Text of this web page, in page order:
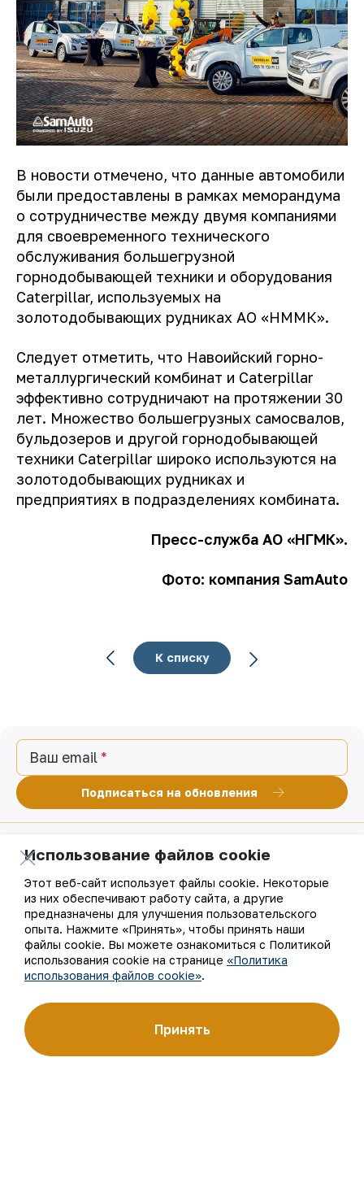
В новости отмечено, что данные автомобили
были предоставлены в рамках меморандума
о сотрудничестве между двумя компаниями
для своевременного технического
обслуживания большегрузной
горнодобывающей техники и оборудования
Caterpillar, используемых на
золотодобывающих рудниках АО «НММК».
Следует отметить, что Навоийский горно-
металлургический комбинат и Caterpillar
эффективно сотрудничают на протяжении 30
лет. Множество большегрузных самосвалов,
бульдозеров и другой горнодобывающей
техники Caterpillar широко используются на
золотодобывающих рудниках и
предприятиях в подразделениях комбината.
Пресс-служба АО «НГМК».
Фото: компания SamAuto
К списку
Ваш email
Подписаться на обновления
(АО «НГМК») входит в четвёрку крупнейших мировых
производителей золота. Являясь современным
предприятием, использующим последние инновации
и передовые технологии, компания освоила полный цикл
производства: от геологоразведки до реализации
готовой продукции. Золотые слитки АО «НГМК»
со знаком пробы «999,9» стали узнаваемым брендом
Узбекистана на мировых биржах цветных металлов.
О компании
Наша деятельность Карта сайта
Использование файлов cookie
Этот веб-сайт использует файлы cookie. Некоторые
из них обеспечивают работу сайта, а другие
предназначены для улучшения пользовательского
опыта. Нажмите «Принять», чтобы принять наши
файлы cookie. Вы можете ознакомиться с Политикой
использования cookie на странице «Политика
использования файлов cookie».
Принять